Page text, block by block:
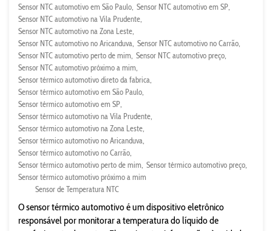
Sensor NTC automotivo em São Paulo Sensor NTC automotivo em SP
Sensor NTC automotivo na Vila Prudente
Sensor NTC automotivo na Zona Leste
Sensor NTC automotivo no Aricanduva Sensor NTC automotivo no Carrão
Sensor NTC automotivo perto de mim Sensor NTC automotivo preço
Sensor NTC automotivo próximo a mim
Sensor térmico automotivo direto da fabrica
Sensor térmico automotivo em São Paulo
Sensor térmico automotivo em SP
Sensor térmico automotivo na Vila Prudente
Sensor térmico automotivo na Zona Leste
Sensor térmico automotivo no Aricanduva
Sensor térmico automotivo no Carrão
Sensor térmico automotivo perto de mim Sensor térmico automotivo preço
Sensor térmico automotivo próximo a mim
Sensor de Temperatura NTC
O sensor térmico automotivo é um dispositivo eletrônico
responsável por monitorar a temperatura do líquido de